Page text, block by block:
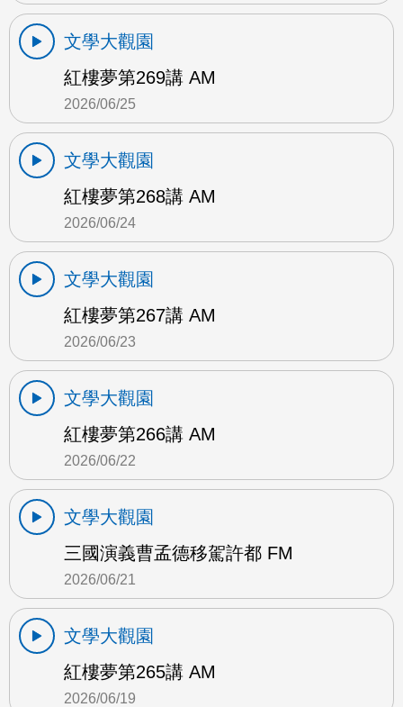
文學大觀園
紅樓夢第269講 AM
2026/06/25
文學大觀園
紅樓夢第268講 AM
2026/06/24
文學大觀園
紅樓夢第267講 AM
2026/06/23
文學大觀園
紅樓夢第266講 AM
2026/06/22
文學大觀園
三國演義曹孟德移駕許都 FM
2026/06/21
文學大觀園
紅樓夢第265講 AM
2026/06/19